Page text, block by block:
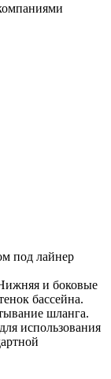
под лайнер
и боковые
бассейна.
шланга.
использования